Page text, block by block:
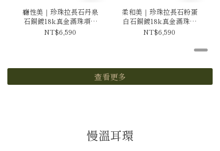
癮性美｜珍珠拉長石丹泉
石銅鍍18k真金滿珠項鍊
N0075-5
NT$6,590
柔和美｜珍珠拉長石粉蛋
白石銅鍍18k真金滿珠項
鍊 N0075-7
NT$6,590
查看更多
慢溫耳環